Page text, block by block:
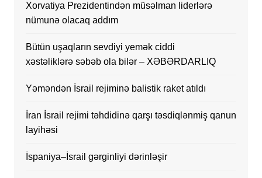
Xorvatiya Prezidentindən müsəlman liderlərə
nümunə olacaq addım
Bütün uşaqların sevdiyi yemək ciddi
xəstəliklərə səbəb ola bilər – XƏBƏRDARLIQ
Yəməndən İsrail rejiminə balistik raket atıldı
İran İsrail rejimi təhdidinə qarşı təsdiqlənmiş qanun
layihəsi
İspaniya–İsrail gərginliyi dərinləşir